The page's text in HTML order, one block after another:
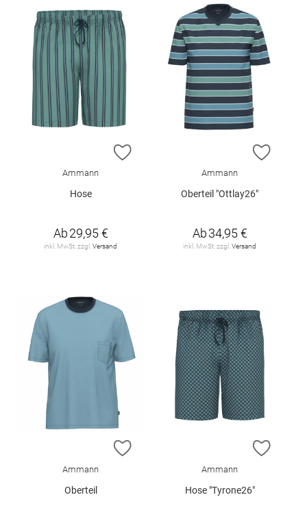
ZUR WUNSCHLISTE HINZUFÜGEN
Ammann
Hose
Ab29,95 €
inkl. MwSt. zzgl. Versand
ZUR
Ammann
Oberteil "Ottlay26"
Ab34,95 €
inkl. MwSt. zzgl. Versand
ZUR WUNSCHLISTE HINZUFÜGEN
Ammann
Oberteil
ZUR
Ammann
Hose "Tyrone26"